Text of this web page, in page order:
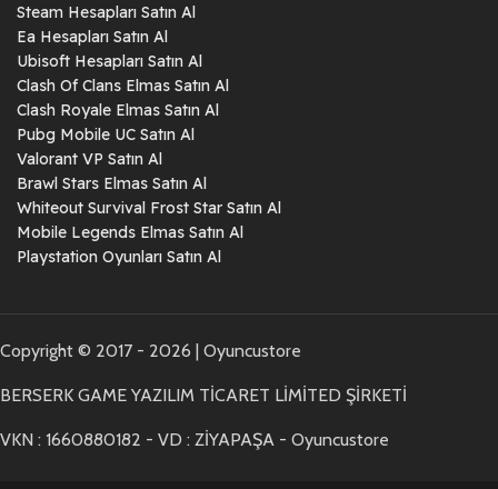
Steam Hesapları Satın Al
Ea Hesapları Satın Al
Ubisoft Hesapları Satın Al
Clash Of Clans Elmas Satın Al
Clash Royale Elmas Satın Al
Pubg Mobile UC Satın Al
Valorant VP Satın Al
Brawl Stars Elmas Satın Al
Whiteout Survival Frost Star Satın Al
Mobile Legends Elmas Satın Al
Playstation Oyunları Satın Al
Copyright © 2017 - 2026 | Oyuncustore
BERSERK GAME YAZILIM TİCARET LİMİTED ŞİRKETİ
VKN : 1660880182 - VD : ZİYAPAŞA - Oyuncustore